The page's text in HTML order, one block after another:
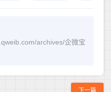
archives/企微宝
下一篇